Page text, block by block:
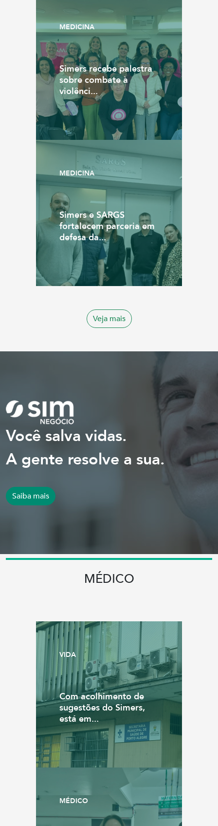
MEDICINA
Simers recebe palestra
sobre combate à
violênci...
MEDICINA
Simers e SARGS
fortalecem parceria em
defesa da...
Veja mais
Você salva vidas.
A gente resolve a sua.
Saiba mais
MÉDICO
VIDA
Com acolhimento de
sugestões do Simers,
está em...
MÉDICO